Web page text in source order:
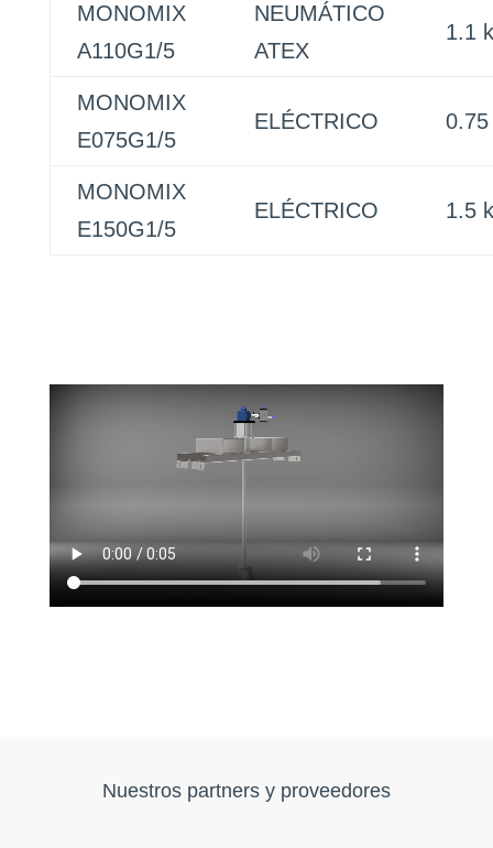
MONOMIX
A110G1/5
NEUMÁTICO
ATEX
1.1
MONOMIX
E075G1/5
ELÉCTRICO
MONOMIX
E150G1/5
ELÉCTRICO 1.5
Nuestros partners y proveedores